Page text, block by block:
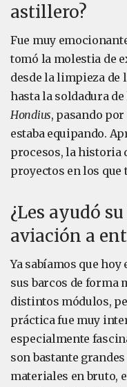
astillero?
Fue muy
tomó la molestia de
desde la limpieza de
hasta la soldadura
Hondius, pasando
estaba equipando.
procesos, la historia
proyectos en los que
¿Les ayudó
aviación a
Ya sabíamos que
sus barcos de forma
distintos módulos,
práctica fue muy
especialmente
son bastante
materiales en bruto,